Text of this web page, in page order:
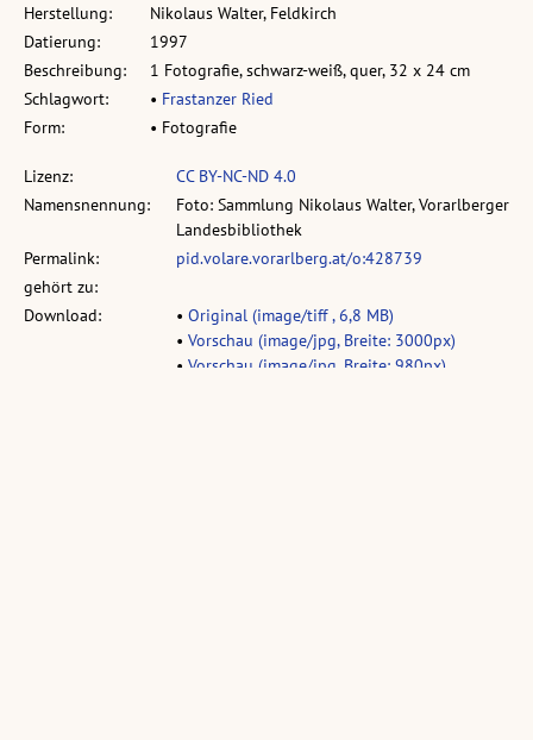
Herstellung:
Nikolaus Walter, Feldkirch
Datierung:
1997
Beschreibung:
1 Fotografie, schwarz-weiß, quer, 32 x 24 cm
Schlagwort:
• Frastanzer Ried
Form:
• Fotografie
Lizenz:
CC BY-NC-ND 4.0
Namensnennung:
Foto: Sammlung Nikolaus Walter, Vorarlberger
Landesbibliothek
Permalink:
pid.volare.vorarlberg.at/o:428739
gehört zu:
Download:
• Original (image/tiff , 6,8 MB)
• Vorschau (image/jpg, Breite: 3000px)
• Vorschau (image/jpg, Breite: 980px)